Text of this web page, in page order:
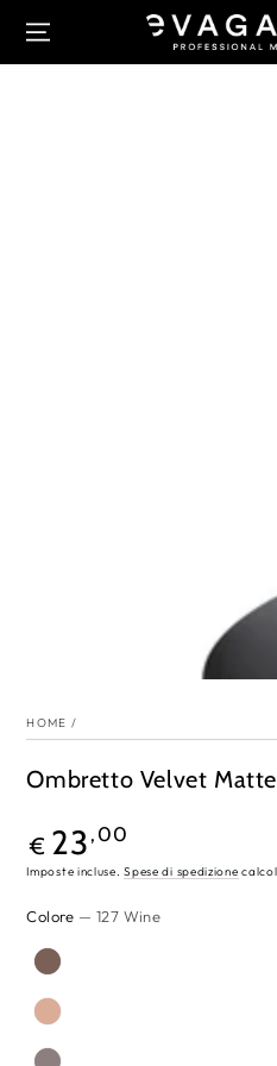
CONTENUTO
PASSA ALLE
HOME /
Ombretto Velvet Matte
Prezzo
regolare
€ 23 ,00
Imposte incluse.Spese di spedizione
Colore — 127 Wine